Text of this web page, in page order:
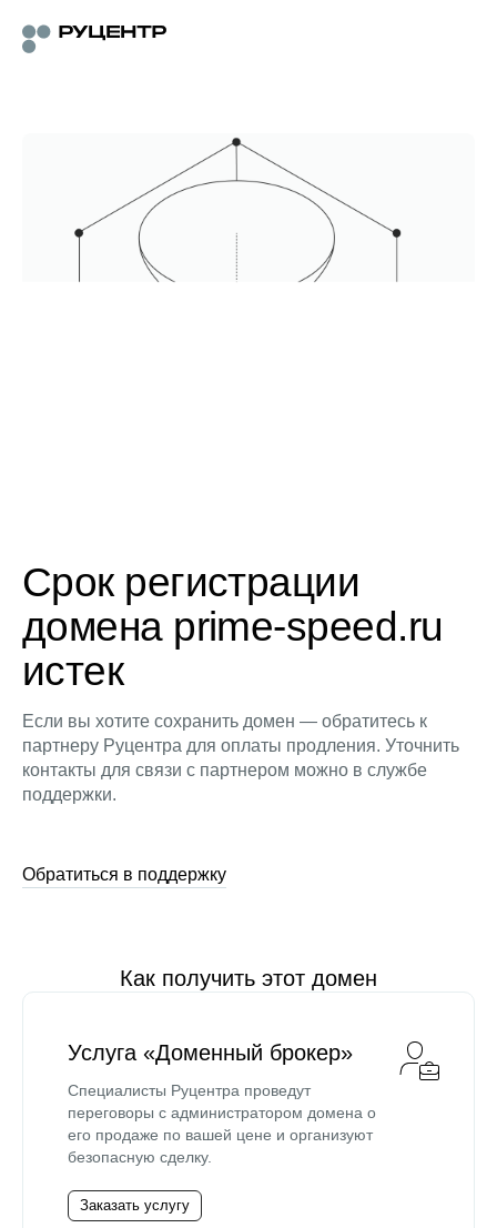
Срок регистрации
домена prime-speed.ru
истек
Если вы хотите сохранить домен — обратитесь к
партнеру Руцентра для оплаты продления. Уточнить
контакты для связи с партнером можно в службе
поддержки.
Обратиться в поддержку
Как получить этот домен
Услуга «Доменный брокер»
Специалисты Руцентра проведут
переговоры с администратором домена о
его продаже по вашей цене и организуют
безопасную сделку.
Заказать услугу